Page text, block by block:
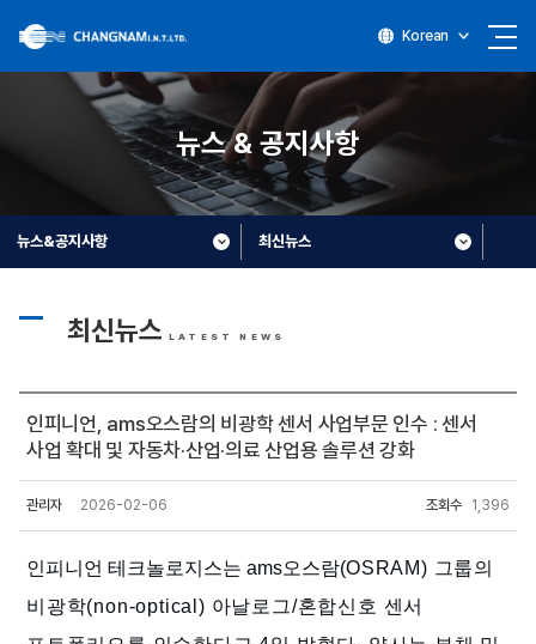
Korean
뉴스 & 공지사항
뉴스&공지사항 최신뉴스
최신뉴스 LATEST NEWS
인피니언, ams오스람의 비광학 센서 사업부문 인수 : 센서
사업 확대 및 자동차·산업·의료 산업용 솔루션 강화
관리자 2026-02-06 조회수 1,396
인피니언 테크놀로지스는 ams오스람(OSRAM) 그룹의
비광학(non-optical) 아날로그/혼합신호 센서